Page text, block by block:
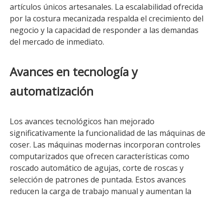
artículos únicos artesanales. La escalabilidad ofrecida
por la costura mecanizada respalda el crecimiento del
negocio y la capacidad de responder a las demandas
del mercado de inmediato.
Avances en tecnología y
automatización
Los avances tecnológicos han mejorado
significativamente la funcionalidad de las máquinas de
coser. Las máquinas modernas incorporan controles
computarizados que ofrecen características como
roscado automático de agujas, corte de roscas y
selección de patrones de puntada. Estos avances
reducen la carga de trabajo manual y aumentan la